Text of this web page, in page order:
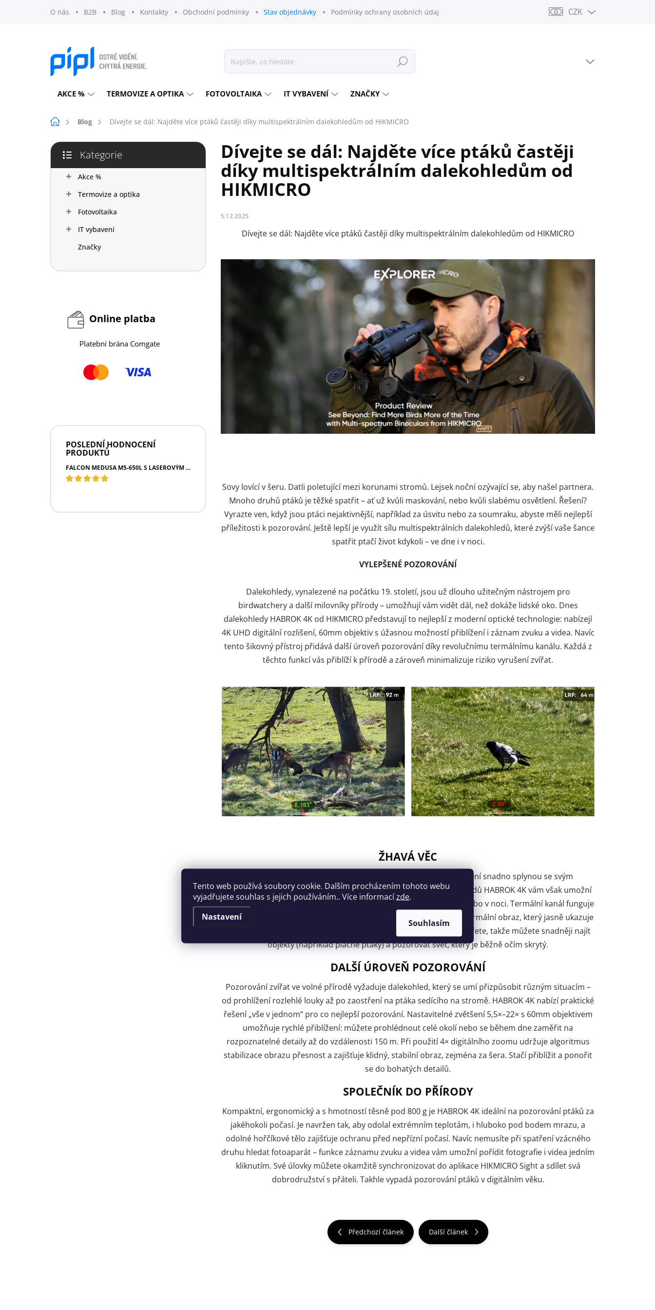
Tento web používá soubory cookie. Dalším procházením tohoto webu
vyjadřujete souhlas s jejich používáním.. Více informacízde.
Nastavení
Souhlasím
O nás B2B Blog Kontakty Obchodní podmínky Stav objednávky Podmínky ochrany osobních údajů CZK
Hledat
AKCE % TERMOVIZE A OPTIKA FOTOVOLTAIKA IT VYBAVENÍ ZNAČKY
DomůBlog Dívejte se dál: Najděte více ptáků častěji díky multispektrálním dalekohledům od HIKMICRO
P
s
n
Přeskočit
kategorie
Kategorie
Akce %
Termovize a optika
Fotovoltaika
IT vybavení
Značky
Online platba
Platební brána Comgate
POSLEDNÍ HODNOCENÍ
PRODUKTŮ
FALCON MEDUSA M5-650L S LASEROVÝM DÁLKOMĚREM
Dívejte se dál: Najděte více ptáků častěji
díky multispektrálním dalekohledům od
HIKMICRO
5.12.2025
Dívejte se dál: Najděte více ptáků častěji díky multispektrálním dalekohledům od HIKMICRO
Sovy lovící v šeru. Datli poletující mezi korunami stromů. Lejsek noční ozývající se, aby našel partnera.
Mnoho druhů ptáků je těžké spatřit – ať už kvůli maskování, nebo kvůli slabému osvětlení. Řešení?
Vyrazte ven, když jsou ptáci nejaktivnější, například za úsvitu nebo za soumraku, abyste měli nejlepší
příležitosti k pozorování. Ještě lepší je využít sílu multispektrálních dalekohledů, které zvýší vaše šance
spatřit ptačí život kdykoli – ve dne i v noci.
VYLEPŠENÉ POZOROVÁNÍ
Dalekohledy, vynalezené na počátku 19. století, jsou už dlouho užitečným nástrojem pro
birdwatchery a další milovníky přírody – umožňují vám vidět dál, než dokáže lidské oko. Dnes
dalekohledy HABROK 4K od HIKMICRO představují to nejlepší z moderní optické technologie: nabízejí
4K UHD digitální rozlišení, 60mm objektiv s úžasnou možností přiblížení i záznam zvuku a videa. Navíc
tento šikovný přístroj přidává další úroveň pozorování díky revolučnímu termálnímu kanálu. Každá z
těchto funkcí vás přiblíží k přírodě a zároveň minimalizuje riziko vyrušení zvířat.
ŽHAVÁ VĚC
Mnohá zvířata jsou mistry v maskování a díky účinnému zbarvení snadno splynou se svým
přirozeným prostředím. Inovativní termovizní schopnosti dalekohledů HABROK 4K vám však umožní
najít zvěř v hustém porostu i za zhoršených světelných podmínek nebo v noci. Termální kanál funguje
tak, že zachytává a měří infračervené záření a následně zobrazuje termální obraz, který jasně ukazuje
teplotní rozdíly ve scéně před vámi. Tělesné teplo odhalí polohu zvířete, takže můžete snadněji najít
objekty (například plaché ptáky) a pozorovat svět, který je běžně očím skrytý.
DALŠÍ ÚROVEŇ POZOROVÁNÍ
Pozorování zvířat ve volné přírodě vyžaduje dalekohled, který se umí přizpůsobit různým situacím –
od prohlížení rozlehlé louky až po zaostření na ptáka sedícího na stromě. HABROK 4K nabízí praktické
řešení „vše v jednom“ pro co nejlepší pozorování. Nastavitelné zvětšení 5,5×–22× s 60mm objektivem
umožňuje rychlé přiblížení: můžete prohlédnout celé okolí nebo se během dne zaměřit na
rozpoznatelné detaily až do vzdálenosti 150 m. Při použití 4× digitálního zoomu udržuje algoritmus
stabilizace obrazu přesnost a zajišťuje klidný, stabilní obraz, zejména za šera. Stačí přiblížit a ponořit
se do bohatých detailů.
SPOLEČNÍK DO PŘÍRODY
Kompaktní, ergonomický a s hmotností těsně pod 800 g je HABROK 4K ideální na pozorování ptáků za
jakéhokoli počasí. Je navržen tak, aby odolal extrémním teplotám, i hluboko pod bodem mrazu, a
odolné hořčíkové tělo zajišťuje ochranu před nepřízní počasí. Navíc nemusíte při spatření vzácného
druhu hledat fotoaparát – funkce záznamu zvuku a videa vám umožní pořídit fotografie i videa jedním
kliknutím. Své úlovky můžete okamžitě synchronizovat do aplikace HIKMICRO Sight a sdílet svá
dobrodružství s přáteli. Takhle vypadá pozorování ptáků v digitálním věku.
Předchozí článek Další článek